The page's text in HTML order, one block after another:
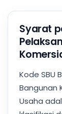
Syarat
Kode SBU
Bangunan
Usaha